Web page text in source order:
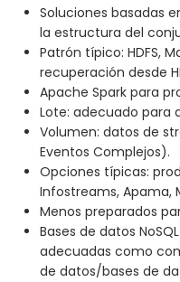
Soluciones basadas
la estructura del
Patrón típico: HDFS,
recuperación desde
Apache Spark para
Lote: adecuado para
Volumen: datos de
Eventos Complejos).
Opciones típicas:
Infostreams, Apama,
Menos preparados
Bases de datos
adecuadas como
de datos/bases de